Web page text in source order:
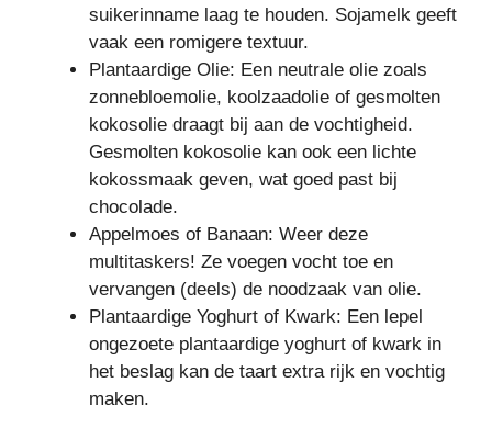
suikerinname laag te houden. Sojamelk geeft
vaak een romigere textuur.
Plantaardige Olie: Een neutrale olie zoals
zonnebloemolie, koolzaadolie of gesmolten
kokosolie draagt bij aan de vochtigheid.
Gesmolten kokosolie kan ook een lichte
kokossmaak geven, wat goed past bij
chocolade.
Appelmoes of Banaan: Weer deze
multitaskers! Ze voegen vocht toe en
vervangen (deels) de noodzaak van olie.
Plantaardige Yoghurt of Kwark: Een lepel
ongezoete plantaardige yoghurt of kwark in
het beslag kan de taart extra rijk en vochtig
maken.